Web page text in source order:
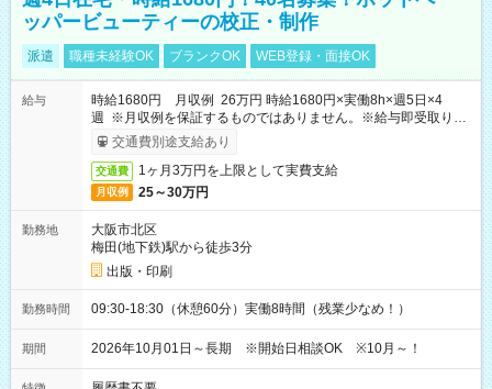
ッパービューティーの校正・制作
派遣 職種未経験OK ブランクOK WEB登録・面接OK
給与
時給1680円 月収例 26万円 時給1680円×実働8h×週5日×4
週 ※月収例を保証するものではありません。※給与即受取りサ
ービス利用可（利用条件有）
交通費別途支給あり
交通費 1ヶ月3万円を上限として実費支給
月収例 25～30万円
勤務地
大阪市北区
梅田(地下鉄)駅から徒歩3分
出版・印刷
勤務時間 09:30-18:30（休憩60分）実働8時間（残業少なめ！）
期間 2026年10月01日～長期 ※開始日相談OK ※10月～！